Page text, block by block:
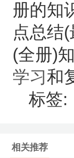
册的知
点总结
(全册)
学习和
标签:
相关推荐